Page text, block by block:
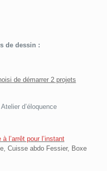
de dessin :
de démarrer 2 projets
d’éloquence
l’arrêt pour l’instant
Cuisse abdo Fessier, Boxe